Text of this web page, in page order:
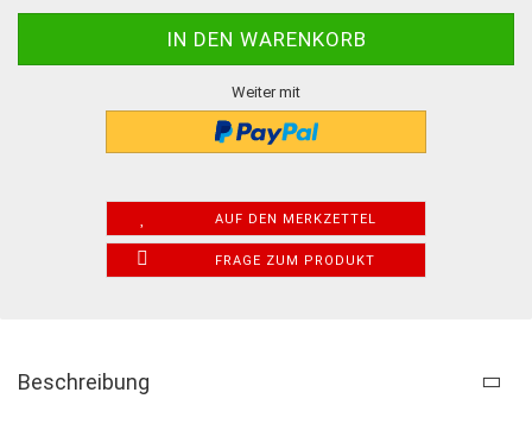
Weiter mit
AUF DEN MERKZETTEL
FRAGE ZUM PRODUKT
Beschreibung